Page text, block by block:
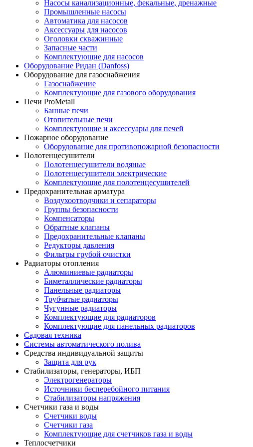
Насосы канализационные, фекальные, дренажные
Промышленные насосы
Автоматика для насосов
Аксессуары для насосов
Оголовки скважинные
Запасные части
Комплектующие для насосов
Оборудование Ридан (Danfoss)
Оборудование для газоснабжения
Газоснабжение
Комплектующие для газового оборудования
Печи ProMetall
Банные печи
Отопительные печи
Комплектующие и аксессуары для печей
Пожарное оборудование
Оборудование для противопожарной безопасности
Полотенцесушители
Полотенцесушители водяные
Полотенцесушители электрические
Комплектующие для полотенцесушителей
Предохранительная арматура
Воздухоотводчики и сепараторы
Группы безопасности
Компенсаторы
Обратные клапаны
Предохранительные клапаны
Редукторы давления
Фильтры грубой очистки
Радиаторы отопления
Алюминиевые радиаторы
Биметаллические радиаторы
Панельные радиаторы
Трубчатые радиаторы
Чугунные радиаторы
Комплектующие для радиаторов
Комплектующие для панельных радиаторов
Садовая техника
Системы автоматического полива
Средства индивидуальной защиты
Защита для рук
Стабилизаторы, генераторы, ИБП
Электрогенераторы
Источники бесперебойного питания
Стабилизаторы напряжения
Счетчики газа и воды
Счетчики воды
Счетчики газа
Комплектующие для счетчиков газа и воды
Теплосчетчики